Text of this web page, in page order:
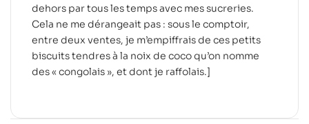
dehors par tous les temps avec mes sucreries.
Cela ne me dérangeait pas : sous le comptoir,
entre deux ventes, je m’empiffrais de ces petits
biscuits tendres à la noix de coco qu’on nomme
des « congolais », et dont je raffolais.]